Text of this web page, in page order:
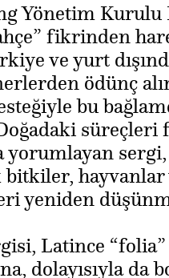
Yönetim Kurulu
fikrinden
ve yurt
ödünç
bu
süreçleri
yorumlayan
hayvanlar
yeniden
Latince
dolayısıyla da